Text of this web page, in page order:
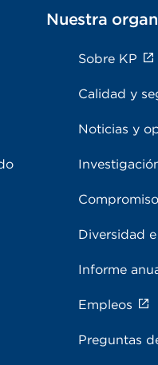
Nuestra
Sobre KP
Calidad y
Noticias y
Diversidad
Informe
Empleos
Preguntas